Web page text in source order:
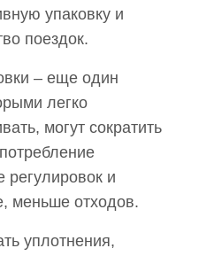
упаковку и
поездок.
– еще один
легко
могут сократить
и
меньше отходов.
уплотнения,